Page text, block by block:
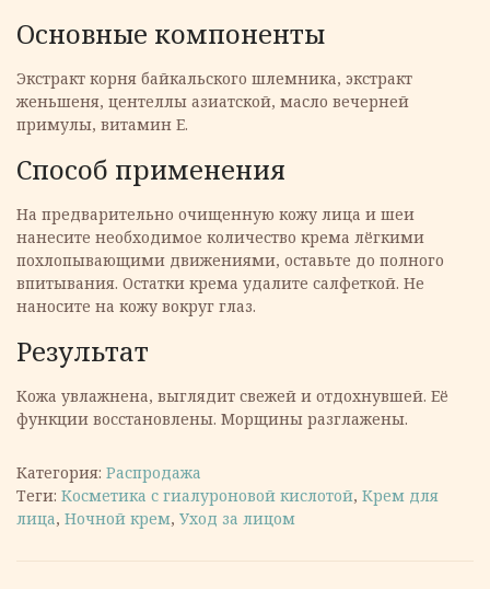
Основные компоненты
Экстракт корня байкальского шлемника, экстракт
женьшеня, центеллы азиатской, масло вечерней
примулы, витамин Е.
Способ применения
На предварительно очищенную кожу лица и шеи
нанесите необходимое количество крема лёгкими
похлопывающими движениями, оставьте до полного
впитывания. Остатки крема удалите салфеткой. Не
наносите на кожу вокруг глаз.
Результат
Кожа увлажнена, выглядит свежей и отдохнувшей. Её
функции восстановлены. Морщины разглажены.
Категория: Распродажа
Теги: Косметика с гиалуроновой кислотой, Крем для
лица, Ночной крем, Уход за лицом